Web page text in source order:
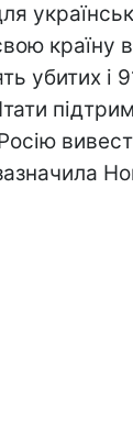
країну
убитих і